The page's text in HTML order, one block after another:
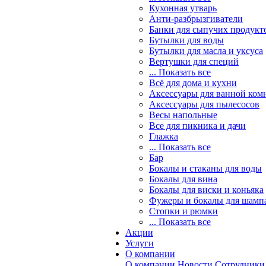
Кухонная утварь
Анти-разбрызгиватели
Банки для сыпучих
Бутылки для воды
Бутылки для масла и уксуса
Вертушки для специй
... Показать все
Всё для дома и кухни
Аксессуары для ванной
Аксессуары для пылесосов
Весы напольные
Все для пикника и дачи
Глажка
... Показать все
Бар
Бокалы и стаканы для воды
Бокалы для вина
Бокалы для виски и коньяка
Фужеры и бокалы для
Стопки и рюмки
... Показать все
Акции
Услуги
О компании